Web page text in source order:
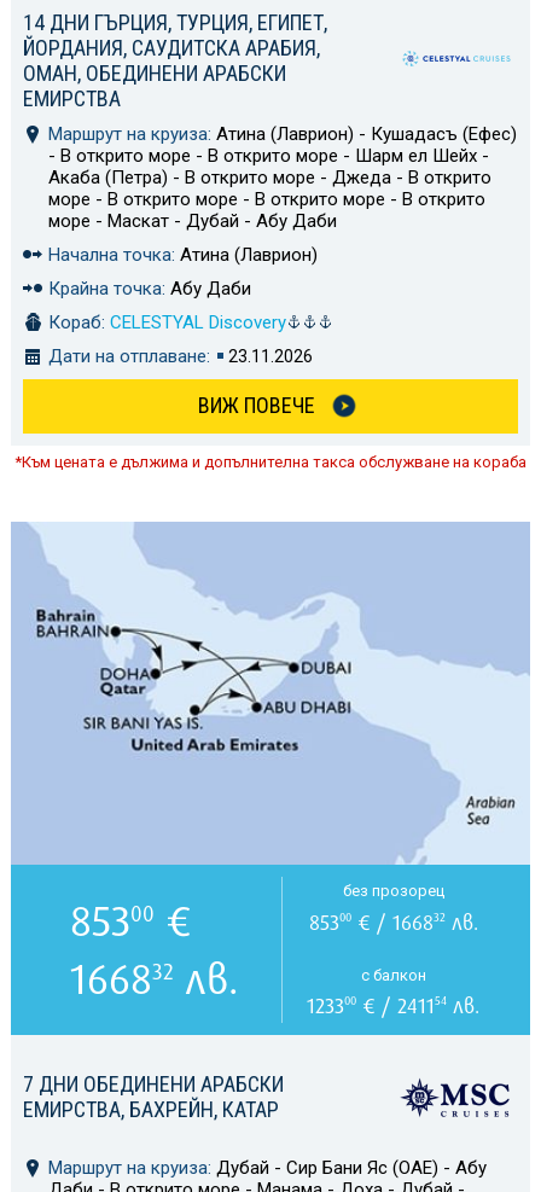
14 ДНИ ГЪРЦИЯ, ТУРЦИЯ, ЕГИПЕТ,
ЙОРДАНИЯ, САУДИТСКА АРАБИЯ,
ОМАН, ОБЕДИНЕНИ АРАБСКИ
ЕМИРСТВА
Маршрут на круиза: Атина (Лаврион) - Кушадасъ (Ефес)
- В открито море - В открито море - Шарм ел Шейх -
Акаба (Петра) - В открито море - Джеда - В открито
море - В открито море - В открито море - В открито
море - Маскат - Дубай - Абу Даби
Начална точка: Атина (Лаврион)
Крайна точка: Абу Даби
Кораб: CELESTYAL Discovery
Дати на отплаване:
23.11.2026
ВИЖ ПОВЕЧЕ
*Към цената е дължима и допълнителна такса обслужване на кораба
7 ДНИ ОБЕДИНЕНИ АРАБСКИ
ЕМИРСТВА, БАХРЕЙН, КАТАР
Маршрут на круиза: Дубай - Сир Бани Яс (ОАЕ) - Абу
85300 €
166832 лв.
без прозорец
85300€ / 166832лв.
с балкон
123300 € / 241154 лв.